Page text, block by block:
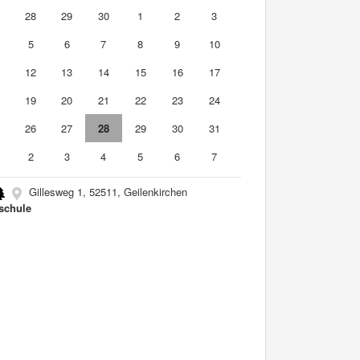
28 29 30 1 2
3
5 6 7 8 9
10
12 13 14 15 16
17
19 20 21 22 23
24
26 27 28 29 30
31
2 3 4 5 6 7
Gillesweg 1, 52511, Geilenkirchen